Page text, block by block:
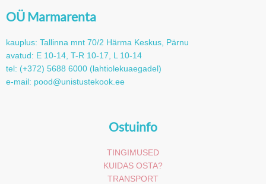
OÜ Marmarenta
kauplus: Tallinna mnt 70/2 Härma Keskus, Pärnu
avatud: E 10-14, T-R 10-17, L 10-14
tel: (+372) 5688 6000 (lahtiolekuaegadel)
e-mail: pood@unistustekook.ee
Ostuinfo
TINGIMUSED
KUIDAS OSTA?
TRANSPORT